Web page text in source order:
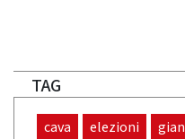
TAG
cava elezioni